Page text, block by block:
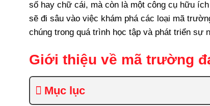
số hay chữ cái, mà còn là một công cụ hữu
sẽ đi sâu vào việc khám phá các loại mã
chúng trong quá trình học tập và phát triển sự
Giới thiệu về mã trường
Mục lục